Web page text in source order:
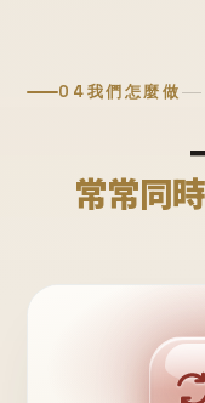
04我們怎麼做
常常同